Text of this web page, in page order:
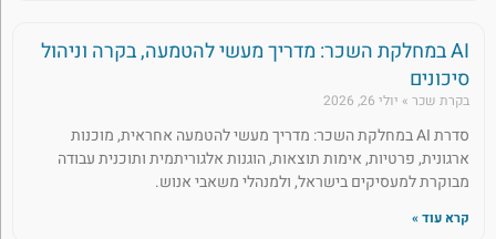
AI במחלקת השכר: מדריך מעשי להטמעה, בקרה וניהול
סיכונים
בקרת שכר יולי 26, 2026
סדרת AI במחלקת השכר: מדריך מעשי להטמעה אחראית, מוכנות
ארגונית, פרטיות, אימות תוצאות, הוגנות אלגוריתמית ותוכנית עבודה
מבוקרת למעסיקים בישראל, ולמנהלי משאבי אנוש.
קרא עוד »